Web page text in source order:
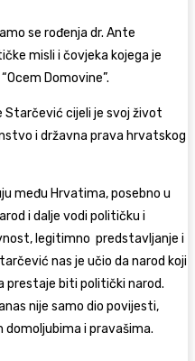
se rođenja dr. Ante
misli i čovjeka kojega je
Domovine”.
Starčević cijeli je svoj život
i državna prava hrvatskog
među Hrvatima, posebno u
i dalje vodi političku i
legitimno predstavljanje i
nas je učio da narod koji
prestaje biti politički narod.
nije samo dio povijesti,
i pravašima.